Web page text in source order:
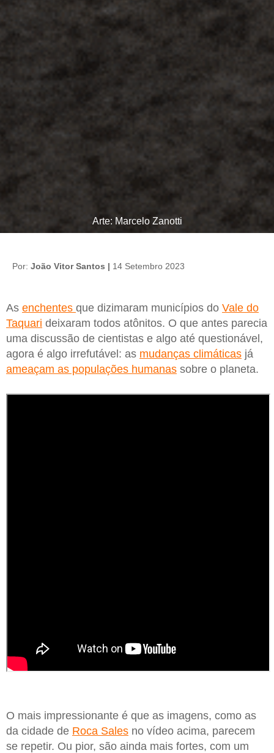
Arte: Marcelo Zanotti
Por: João Vitor Santos | 14 Setembro 2023
As enchentes que dizimaram municípios do Vale do
Taquari deixaram todos atônitos. O que antes parecia
uma discussão de cientistas e algo até questionável,
agora é algo irrefutável: as mudanças climáticas já
ameaçam as populações humanas sobre o planeta.
O mais impressionante é que as imagens, como as
da cidade de Roca Sales no vídeo acima, parecem
se repetir. Ou pior, são ainda mais fortes, com um